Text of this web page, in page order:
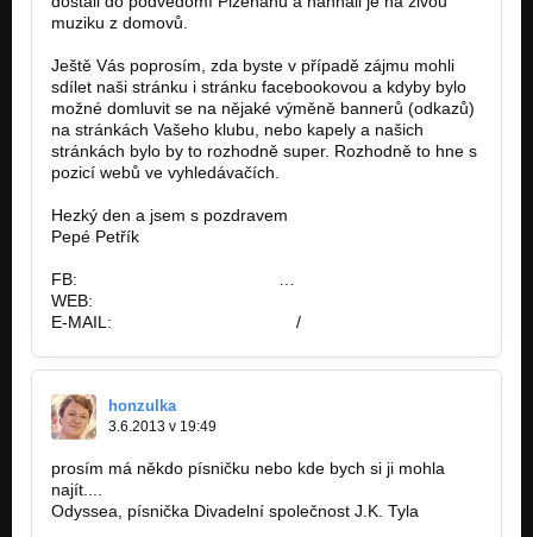
muziku z domovů.
Ještě Vás poprosím, zda byste v případě zájmu mohli
sdílet naši stránku i stránku facebookovou a kdyby bylo
možné domluvit se na nějaké výměně bannerů (odkazů)
na stránkách Vašeho klubu, nebo kapely a našich
stránkách bylo by to rozhodně super. Rozhodně to hne s
pozicí webů ve vyhledávačích.
Hezký den a jsem s pozdravem
Pepé Petřík
FB:
WEB:
E-MAIL:
/
honzulka
3.6.2013 v 19:49
prosím má někdo písničku nebo kde bych si ji mohla
najít....
Odyssea, písnička Divadelní společnost J.K. Tyla